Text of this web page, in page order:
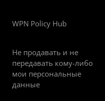
WPN Policy Hub
Не продавать и не
передавать кому-либо
мои персональные
данные